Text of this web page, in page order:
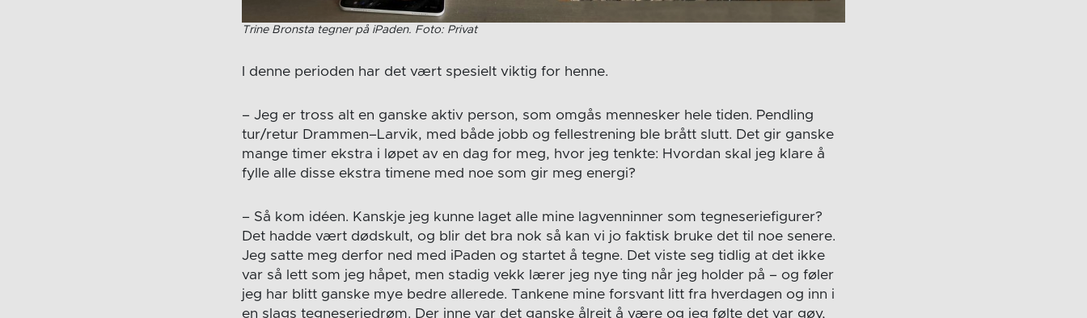
Trine Bronsta tegner på iPaden. Foto: Privat
I denne perioden har det vært spesielt viktig for henne.
– Jeg er tross alt en ganske aktiv person, som omgås mennesker hele tiden. Pendling
tur/retur Drammen–Larvik, med både jobb og fellestrening ble brått slutt. Det gir ganske
mange timer ekstra i løpet av en dag for meg, hvor jeg tenkte: Hvordan skal jeg klare å
fylle alle disse ekstra timene med noe som gir meg energi?
– Så kom idéen. Kanskje jeg kunne laget alle mine lagvenninner som tegneseriefigurer?
Det hadde vært dødskult, og blir det bra nok så kan vi jo faktisk bruke det til noe senere.
Jeg satte meg derfor ned med iPaden og startet å tegne. Det viste seg tidlig at det ikke
var så lett som jeg håpet, men stadig vekk lærer jeg nye ting når jeg holder på – og føler
jeg har blitt ganske mye bedre allerede. Tankene mine forsvant litt fra hverdagen og inn i
en slags tegneseriedrøm. Der inne var det ganske ålreit å være og jeg følte det var gøy,